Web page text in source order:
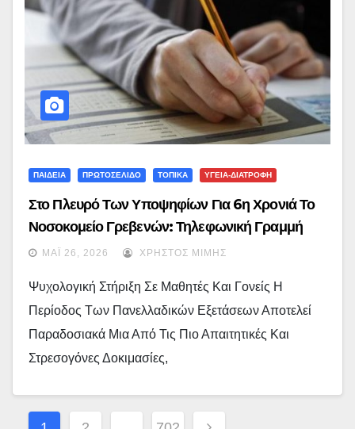
ΠΑΙΔΕΙΑ ΠΡΩΤΟΣΕΛΙΔΟ ΤΟΠΙΚΑ ΥΓΕΙΑ-ΔΙΑΤΡΟΦΗ
Στο Πλευρό Των Υποψηφίων Για 6η Χρονιά Το
Νοσοκομείο Γρεβενών: Τηλεφωνική Γραμμή
Ψυχολογικής Υποστήριξης Για Τις Πανελλαδικές
ΜΆΙ 26, 2026 ΧΡΉΣΤΟΣ ΜΊΜΗΣ
Ψυχολογική Στήριξη Σε Μαθητές Και Γονείς Η
Περίοδος Των Πανελλαδικών Εξετάσεων Αποτελεί
Παραδοσιακά Μια Από Τις Πιο Απαιτητικές Και
Στρεσογόνες Δοκιμασίες,